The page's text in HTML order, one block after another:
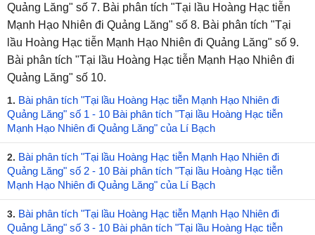
Quảng Lăng" số 7. Bài phân tích "Tại lầu Hoàng Hạc tiễn
Mạnh Hạo Nhiên đi Quảng Lăng" số 8. Bài phân tích "Tại
lầu Hoàng Hạc tiễn Mạnh Hạo Nhiên đi Quảng Lăng" số 9.
Bài phân tích "Tại lầu Hoàng Hạc tiễn Mạnh Hạo Nhiên đi
Quảng Lăng" số 10.
1. Bài phân tích "Tại lầu Hoàng Hạc tiễn Mạnh Hạo Nhiên đi
Quảng Lăng" số 1 - 10 Bài phân tích "Tại lầu Hoàng Hạc tiễn
Mạnh Hạo Nhiên đi Quảng Lăng" của Lí Bạch
2. Bài phân tích "Tại lầu Hoàng Hạc tiễn Mạnh Hạo Nhiên đi
Quảng Lăng" số 2 - 10 Bài phân tích "Tại lầu Hoàng Hạc tiễn
Mạnh Hạo Nhiên đi Quảng Lăng" của Lí Bạch
3. Bài phân tích "Tại lầu Hoàng Hạc tiễn Mạnh Hạo Nhiên đi
Quảng Lăng" số 3 - 10 Bài phân tích "Tại lầu Hoàng Hạc tiễn